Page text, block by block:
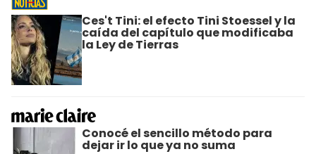
Ces't Tini: el efecto Tini Stoessel y la
caída del capítulo que modificaba
la Ley de Tierras
Conocé el sencillo método para
dejar ir lo que ya no suma